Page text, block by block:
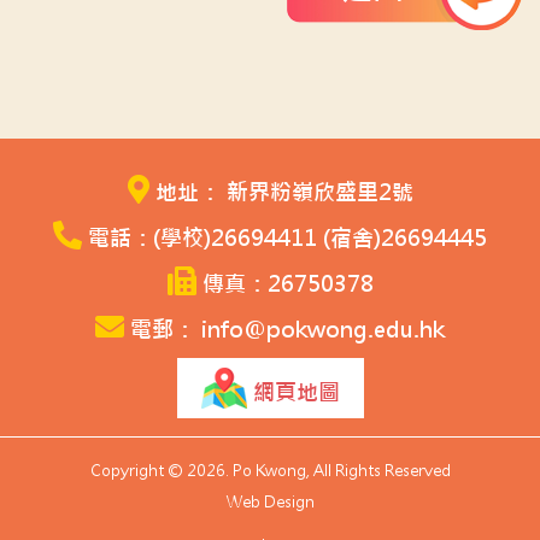
地址： 新界粉嶺欣盛里2號
電話：(學校)26694411 (宿舍)26694445
傳真：26750378
電郵： info@pokwong.edu.hk
網頁地圖
Copyright © 2026. Po Kwong, All Rights Reserved
Web Design